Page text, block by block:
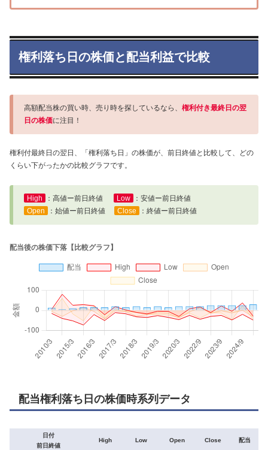
権利落ち日の株価と配当利益で比較
高額配当株の買い時、売り時を探しているなら、 権利付き最終日の翌
日の株価に注目！
権利付最終日の翌日、「権利落ち日」の株価が、前日終値と比較して、どの
くらい下がったかの比較グラフです。
High ：高値ー前日終値 Low
：安値ー前日終値
Open
：始値ー前日終値 Close ：終値ー前日終値
配当権利落ち日の株価時系列データ
日付
前日終値
High Low Open Close 配当